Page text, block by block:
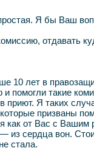
Я бы Ваш
отдавать
10 лет в
помогли такие
приют. Я таких
призваны
как от Вас с Вашим
из сердца вон.
стала.